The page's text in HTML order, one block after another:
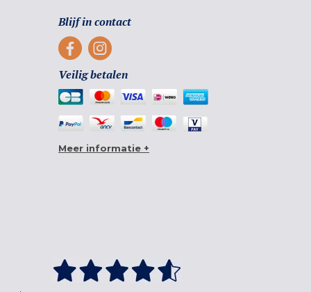
Blijf in contact
Veilig betalen
Meer informatie +